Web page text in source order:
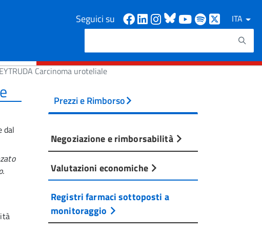
Seguici su Facebook
Linkedin
Instagram
Bluesky
Youtube
Spotify
ITA
Cerca
Carcinoma uroteliale
dal
Prezzi e Rimborso
Negoziazione e rimborsabilità
Valutazioni economiche
Registri farmaci sottoposti a
monitoraggio